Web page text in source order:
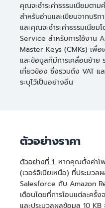
คุณจะชำระค่าธรรมเนียมตา
สำหรับอ่านและเขียนจากบริ
และคุณจะชำระค่าธรรมเนีย
Service สำหรับการใช้งาน
Master Keys (CMKs) เพื่อ
และข้อมูลที่มีการเคลื่อนย้าย
เกี่ยวข้อง ซึ่งรวมถึง VAT แ
ระบุไว้เป็นอย่างอื่น
ตัวอย่างราคา
ตัวอย่างที่ 1: หากคุณตั้งค่าโ
(เวอร์จิเนียเหนือ) ที่ประมวล
Salesforce กับ Amazon
เดือนโดยที่การโอนแต่ละครั้ง
และประมวลผลข้อมูล 10 KB